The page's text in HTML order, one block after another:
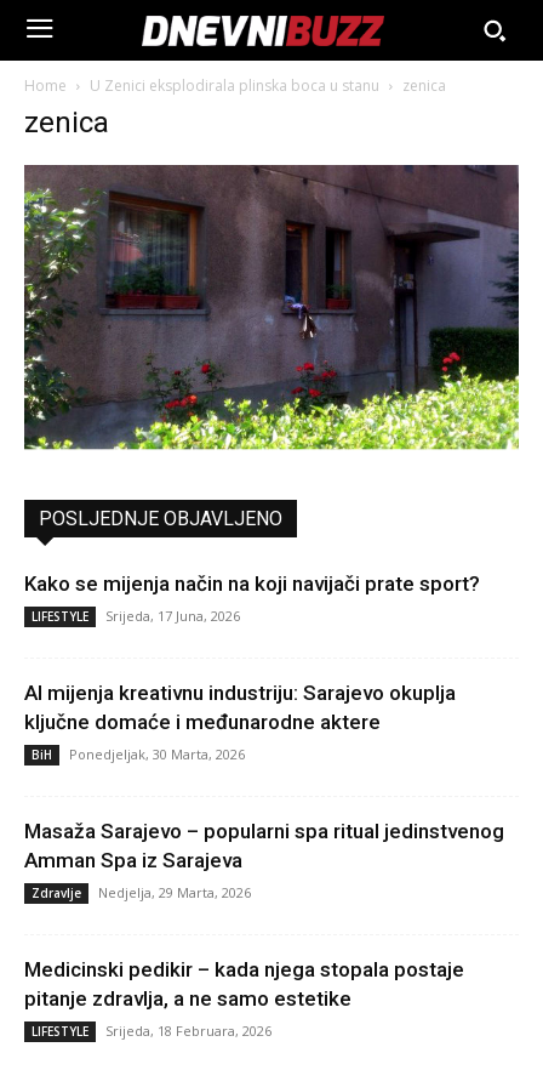
Home U Zenici eksplodirala plinska boca u stanu zenica
zenica
POSLJEDNJE OBJAVLJENO
Kako se mijenja način na koji navijači prate sport?
LIFESTYLE Srijeda, 17 Juna, 2026
AI mijenja kreativnu industriju: Sarajevo okuplja
ključne domaće i međunarodne aktere
BiH Ponedjeljak, 30 Marta, 2026
Masaža Sarajevo – popularni spa ritual jedinstvenog
Amman Spa iz Sarajeva
Zdravlje Nedjelja, 29 Marta, 2026
Medicinski pedikir – kada njega stopala postaje
pitanje zdravlja, a ne samo estetike
LIFESTYLE Srijeda, 18 Februara, 2026